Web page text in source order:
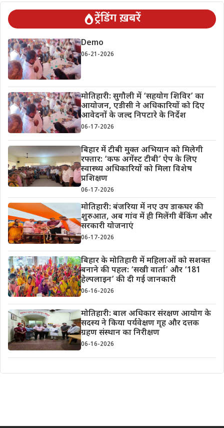
ट्रेंडिंग ख़बरें
Demo
06-21-2026
मोतिहारी: सुगौली में ‘सहयोग शिविर’ का
आयोजन, एडीसी ने अधिकारियों को दिए
आवेदनों के जल्द निपटारे के निर्देश
06-17-2026
बिहार में टीबी मुक्त अभियान को मिलेगी
रफ्तार: ‘कफ अगेंस्ट टीबी’ ऐप के लिए
स्वास्थ्य अधिकारियों को मिला विशेष
प्रशिक्षण
06-17-2026
मोतिहारी: बंजरिया में नए उप डाकघर की
शुरुआत, अब गांव में ही मिलेंगी बैंकिंग और
सरकारी योजनाएं
06-17-2026
बिहार के मोतिहारी में महिलाओं को सशक्त
बनाने की पहल: ‘सखी वार्ता’ और ‘181
हेल्पलाइन’ की दी गई जानकारी
06-16-2026
मोतिहारी: बाल अधिकार संरक्षण आयोग के
सदस्य ने किया पर्यवेक्षण गृह और दत्तक
ग्रहण संस्थान का निरीक्षण
06-16-2026